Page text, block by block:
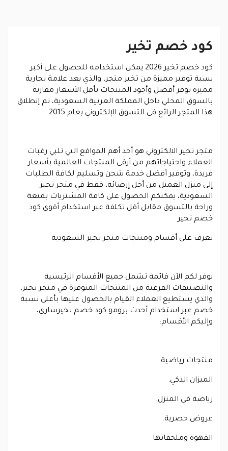
كود خصم تخير
كود خصم تخير 2026 يمكن استخدامه للحصول على أكبر
نسبة توفير مميزة من تخير متجر، والذي يعد علامة تجارية
مميزة توفر أفضل وأجود المنتجات بأقل الأسعار مقارنة
بالسوق المحلي داخل المملكة العربية السعودية، تم إنطلاق
هذا المتجر الرائع في التسوق الإلكتروني بعام 2015.
متجر تخير الالكتروني هو أحد أهم المواقع التي تلبي رغبات
العملاء واحتياجاتهم من أرقى المنتجات العالمية بأسعار
فريدة، وتوفير أفضل خدمة شحن وتسليم لكافة الطلبات
إلى منزل العميل من أجل إرضائه، فقط في متجر تخير
السعودية، يمكنكم الحصول على كافة المشتريات بمتعة
وراحة بالتسوق مقابل أقل تكلفة عبر استخدام أقوى كود
خصم تخير
تعرف على أقسام ومنتجات متجر تخير السعودية
نوفر لكم الآن قائمة تشمل جميع الأقسام الرئيسية
والتصنيفات الفرعية من المنتجات المتوفرة في متجر تخير،
والذي يستطيع العملاء القيام بالحصول عليها بأعلى نسبة
خصم عبر استخدام أحدث برومو كود خصم تخيرساري،
وإليكم الأقسام:
منتجات رياضية
الميزان الذكي.
رياضة في المنزل.
عروض حصرية.
القهوة وملحقاتها